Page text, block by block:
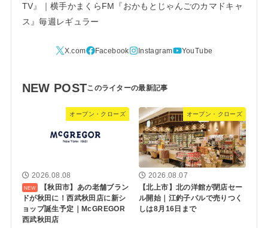
TV』｜横手かまくらFM『おかもとじゃんごのカマドキャ
ス』毎週レギュラー
NEW POST
オープン・クローズ
2026.08.08
【秋田市】あの老舗ブラン
ドが秋田に！西武秋田店に新シ
ョップ誕生予定｜McGREGOR
西武秋田店
オープン・クローズ
2026.08.07
【北上市】北の洋館が閉店セー
ル開始｜江釣子パルで売りつく
しは8月16日まで